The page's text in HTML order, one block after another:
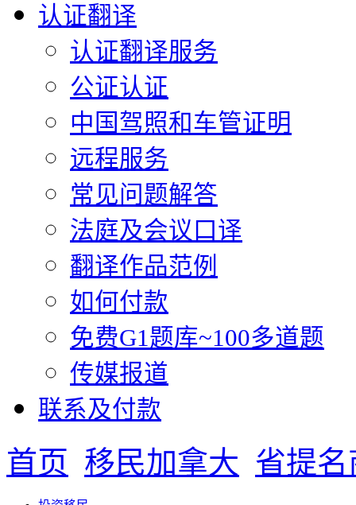
认证翻译
认证翻译服务
公证认证
中国驾照和车管证明
远程服务
常见问题解答
法庭及会议口译
翻译作品范例
如何付款
免费G1题库~100多道题
传媒报道
联系及付款
首页 移民加拿大 省提